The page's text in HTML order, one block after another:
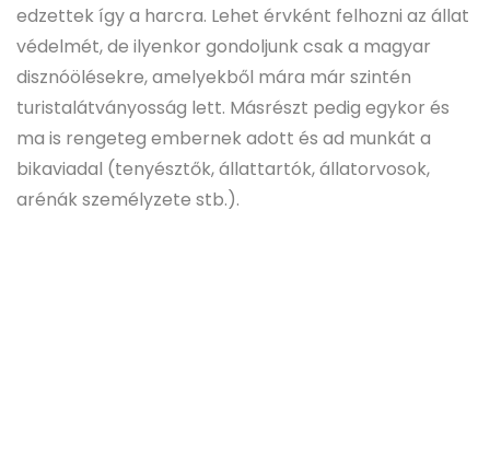
edzettek így a harcra. Lehet érvként felhozni az állat
védelmét, de ilyenkor gondoljunk csak a magyar
disznóölésekre, amelyekből mára már szintén
turistalátványosság lett. Másrészt pedig egykor és
ma is rengeteg embernek adott és ad munkát a
bikaviadal (tenyésztők, állattartók, állatorvosok,
arénák személyzete stb.).